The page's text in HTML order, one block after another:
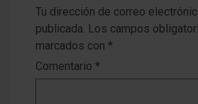
Tu dirección de correo
publicada. Los campos
marcados con *
Comentario *